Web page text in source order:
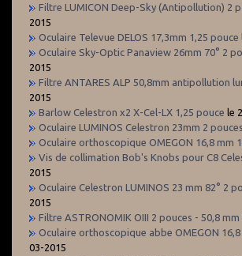
Filtre LUMICON Deep-Sky (Antipollution) 2
2015
Oculaire Televue DELOS 17,3mm 1,25 pouce
Oculaire Sky-Optic Panaview 26mm 70° 2
2015
Filtre ANTARES ALP 50,8mm antipollution
2015
Barlow Celestron x2 X-Cel-LX 1,25 pouce le
Oculaire LUMINOS Celestron 23mm 2 pouces
Oculaire orthoscopique OMEGON 16,8 mm
Vis de collimation Bob's Knobs pour C8
2015
Oculaire Celestron LUMINOS 23 mm 82° 2
2015
Filtre ASTRONOMIK OIII 2 pouces - 50,8 mm
Oculaire orthoscopique abbe OMEGON 16,8
03-2015